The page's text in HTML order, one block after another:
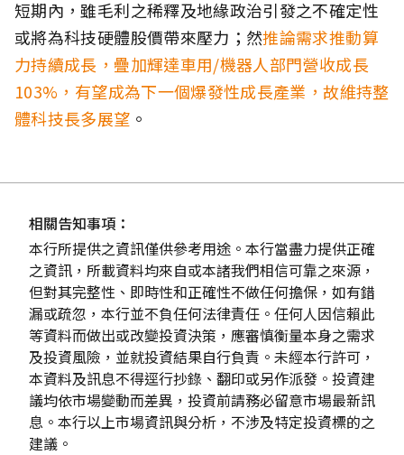
短期內，雖毛利之稀釋及地緣政治引發之不確定性
或將為科技硬體股價帶來壓力；然推論需求推動算
力持續成長，疊加輝達車用/機器人部門營收成長
103%，有望成為下一個爆發性成長產業，故維持整
體科技長多展望 。
相關告知事項：
本行所提供之資訊僅供參考用途。本行當盡力提供正確
之資訊，所載資料均來自或本諸我們相信可靠之來源，
但對其完整性、即時性和正確性不做任何擔保，如有錯
漏或疏忽，本行並不負任何法律責任。任何人因信賴此
等資料而做出或改變投資決策，應審慎衡量本身之需求
及投資風險，並就投資結果自行負責。未經本行許可，
本資料及訊息不得逕行抄錄、翻印或另作派發。投資建
議均依市場變動而差異，投資前請務必留意市場最新訊
息。本行以上市場資訊與分析，不涉及特定投資標的之
建議。